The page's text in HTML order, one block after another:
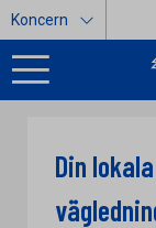
Koncern
Din